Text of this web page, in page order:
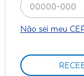
Não sei meu